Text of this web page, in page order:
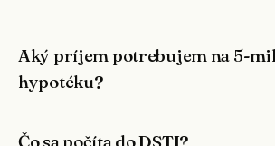
Aký príjem potrebujem na 5-
hypotéku?
Čo sa počíta do DSTI?